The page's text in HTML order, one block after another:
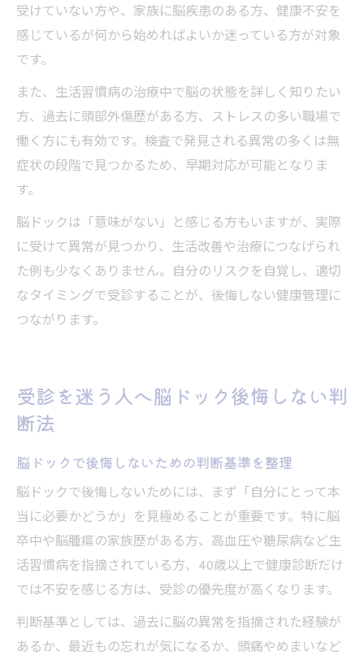
受けていない方や、家族に脳疾患のある方、健康不安を
感じているが何から始めればよいか迷っている方が対象
です。
また、生活習慣病の治療中で脳の状態を詳しく知りたい
方、過去に頭部外傷歴がある方、ストレスの多い職場で
働く方にも有効です。検査で発見される異常の多くは無
症状の段階で見つかるため、早期対応が可能となりま
す。
脳ドックは「意味がない」と感じる方もいますが、実際
に受けて異常が見つかり、生活改善や治療につなげられ
た例も少なくありません。自分のリスクを自覚し、適切
なタイミングで受診することが、後悔しない健康管理に
つながります。
受診を迷う人へ脳ドック後悔しない判
断法
脳ドックで後悔しないための判断基準を整理
脳ドックで後悔しないためには、まず「自分にとって本
当に必要かどうか」を見極めることが重要です。特に脳
卒中や脳腫瘍の家族歴がある方、高血圧や糖尿病など生
活習慣病を指摘されている方、40歳以上で健康診断だけ
では不安を感じる方は、受診の優先度が高くなります。
判断基準としては、過去に脳の異常を指摘された経験が
あるか、最近もの忘れが気になるか、頭痛やめまいなど